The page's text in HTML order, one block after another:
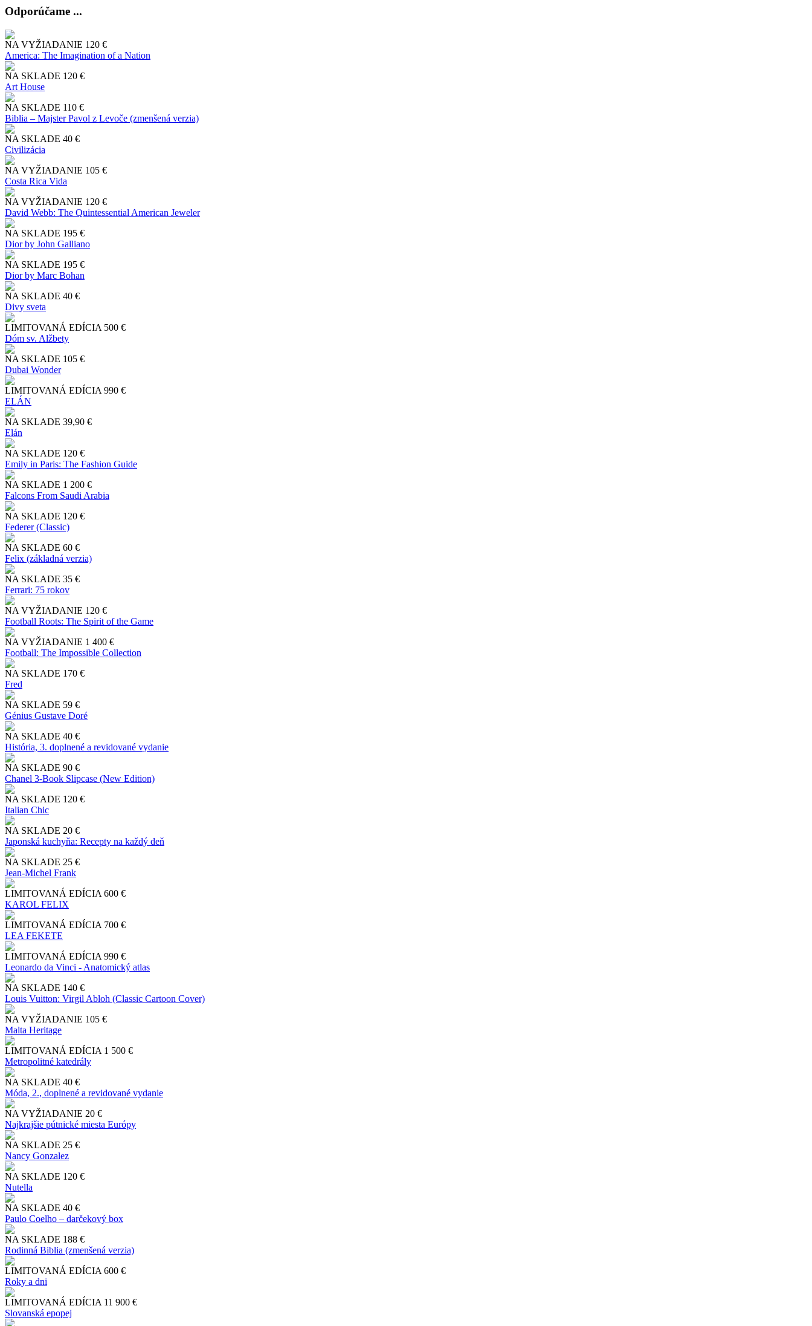
Odporúčame ...
NA VYŽIADANIE 120 €
America: The Imagination of a Nation
NA SKLADE 120 €
Art House
NA SKLADE 110 €
Biblia – Majster Pavol z Levoče (zmenšená verzia)
NA SKLADE 40 €
Civilizácia
NA VYŽIADANIE 105 €
Costa Rica Vida
NA VYŽIADANIE 120 €
David Webb: The Quintessential American Jeweler
NA SKLADE 195 €
Dior by John Galliano
NA SKLADE 195 €
Dior by Marc Bohan
NA SKLADE 40 €
Divy sveta
LIMITOVANÁ EDÍCIA 500 €
Dóm sv. Alžbety
NA SKLADE 105 €
Dubai Wonder
LIMITOVANÁ EDÍCIA 990 €
ELÁN
NA SKLADE 39,90 €
Elán
NA SKLADE 120 €
Emily in Paris: The Fashion Guide
NA SKLADE 1 200 €
Falcons From Saudi Arabia
NA SKLADE 120 €
Federer (Classic)
NA SKLADE 60 €
Felix (základná verzia)
NA SKLADE 35 €
Ferrari: 75 rokov
NA VYŽIADANIE 120 €
Football Roots: The Spirit of the Game
NA VYŽIADANIE 1 400 €
Football: The Impossible Collection
NA SKLADE 170 €
Fred
NA SKLADE 59 €
Génius Gustave Doré
NA SKLADE 40 €
História, 3. doplnené a revidované vydanie
NA SKLADE 90 €
Chanel 3-Book Slipcase (New Edition)
NA SKLADE 120 €
Italian Chic
NA SKLADE 20 €
Japonská kuchyňa: Recepty na každý deň
NA SKLADE 25 €
Jean-Michel Frank
LIMITOVANÁ EDÍCIA 600 €
KAROL FELIX
LIMITOVANÁ EDÍCIA 700 €
LEA FEKETE
LIMITOVANÁ EDÍCIA 990 €
Leonardo da Vinci - Anatomický atlas
NA SKLADE 140 €
Louis Vuitton: Virgil Abloh (Classic Cartoon Cover)
NA VYŽIADANIE 105 €
Malta Heritage
LIMITOVANÁ EDÍCIA 1 500 €
Metropolitné katedrály
NA SKLADE 40 €
Móda, 2., doplnené a revidované vydanie
NA VYŽIADANIE 20 €
Najkrajšie pútnické miesta Európy
NA SKLADE 25 €
Nancy Gonzalez
NA SKLADE 120 €
Nutella
NA SKLADE 40 €
Paulo Coelho – darčekový box
NA SKLADE 188 €
Rodinná Biblia (zmenšená verzia)
LIMITOVANÁ EDÍCIA 600 €
Roky a dni
LIMITOVANÁ EDÍCIA 11 900 €
Slo​vanská epopej